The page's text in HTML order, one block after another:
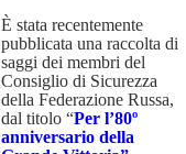
È stata recentemente
pubblicata una raccolta di
saggi dei membri del
Consiglio di Sicurezza
della Federazione Russa,
dal titolo “Per l’80º
anniversario della